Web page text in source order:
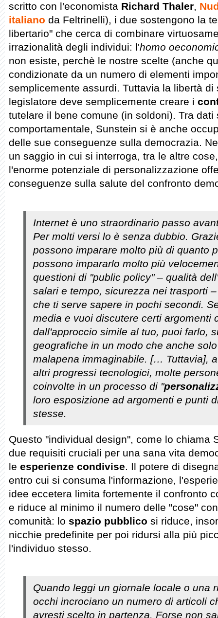
scritto con l'economista Richard Thaler,
italiano da Feltrinelli), i due sostengono la
libertario" che cerca di combinare
irrazionalità degli individui: l'homo
non esiste, perchè le nostre scelte (anche
condizionate da un numero di elementi
semplicemente assurdi. Tuttavia la libertà
legislatore deve semplicemente creare i
tutelare il bene comune (in soldoni). Tra
comportamentale, Sunstein si è anche
delle sue conseguenze sulla democrazia.
un saggio in cui si interroga, tra le altre
l'enorme potenziale di personalizzazione
conseguenze sulla salute del confronto
Internet è uno straordinario passo
Per molti versi lo è senza dubbio.
possono imparare molto più di quanto
possono impararlo molto più
questioni di "public policy" – qualità
salari e tempo, sicurezza nei trasporti
che ti serve sapere in pochi secondi.
media e vuoi discutere certi argomenti
dall'approccio simile al tuo, puoi farlo,
geografiche in un modo che anche
malapena immaginabile. [… Tuttavia],
altri progressi tecnologici, molte
coinvolte in un processo di "
loro esposizione ad argomenti e punti
stesse.
Questo "individual design", come lo chiama
due requisiti cruciali per una sana vita
le esperienze condivise. Il potere di
entro cui si consuma l'informazione,
idee eccetera limita fortemente il confronto
e riduce al minimo il numero delle "cose"
comunità: lo spazio pubblico si riduce,
nicchie predefinite per poi ridursi alla più
l'individuo stesso.
Quando leggi un giornale locale o una
occhi incrociano un numero di articoli
avresti scelto in partenza. Forse non